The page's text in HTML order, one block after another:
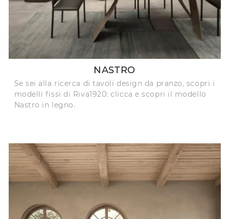
NASTRO
Se sei alla ricerca di tavoli design da pranzo, scopri i
modelli fissi di Riva1920: clicca e scopri il modello
Nastro in legno.